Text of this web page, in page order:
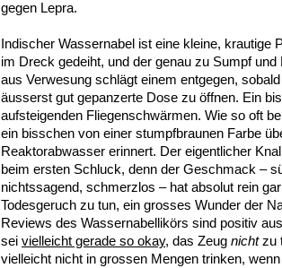
gegen Lepra.
Indischer Wassernabel ist eine kleine, krautige
im Dreck gedeiht, und der genau zu Sumpf
aus Verwesung schlägt einem entgegen,
äusserst gut gepanzerte Dose zu öffnen. Ein
aufsteigenden Fliegenschwärmen. Wie so oft
ein bisschen von einer stumpfbraunen Farbe
Reaktorabwasser erinnert. Der eigentlicher
beim ersten Schluck, denn der Geschmack –
nichtssagend, schmerzlos – hat absolut rein
Todesgeruch zu tun, ein grosses Wunder der
Reviews des Wassernabellikörs sind positiv
sei vielleicht gerade so okay, das Zeug nichtzu
vielleicht nicht in grossen Mengen trinken,